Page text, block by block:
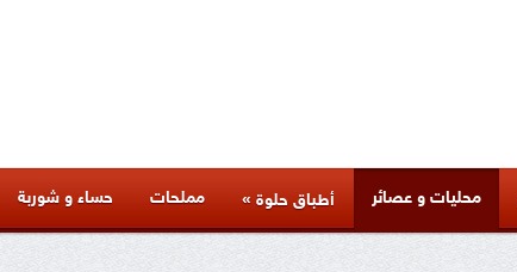
محليات و عصائر أطباق حلوة » مملحات حساء و شوربة